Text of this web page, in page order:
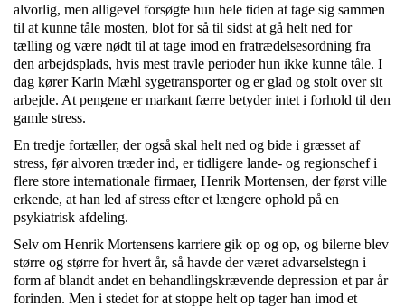
alvorlig, men alligevel forsøgte hun hele tiden at tage sig sammen
til at kunne tåle mosten, blot for så til sidst at gå helt ned for
tælling og være nødt til at tage imod en fratrædelsesordning fra
den arbejdsplads, hvis mest travle perioder hun ikke kunne tåle. I
dag kører Karin Mæhl sygetransporter og er glad og stolt over sit
arbejde. At pengene er markant færre betyder intet i forhold til den
gamle stress.
En tredje fortæller, der også skal helt ned og bide i græsset af
stress, før alvoren træder ind, er tidligere lande- og regionschef i
flere store internationale firmaer, Henrik Mortensen, der først ville
erkende, at han led af stress efter et længere ophold på en
psykiatrisk afdeling.
Selv om Henrik Mortensens karriere gik op og op, og bilerne blev
større og større for hvert år, så havde der været advarselstegn i
form af blandt andet en behandlingskrævende depression et par år
forinden. Men i stedet for at stoppe helt op tager han imod et